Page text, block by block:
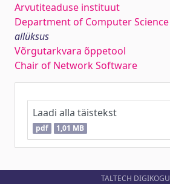
Arvutiteaduse instituut
Department of Computer Science
allüksus
Võrgutarkvara õppetool
Chair of Network Software
Laadi alla täistekst
pdf 1,01 MB
TALTECH DIGIKOGU